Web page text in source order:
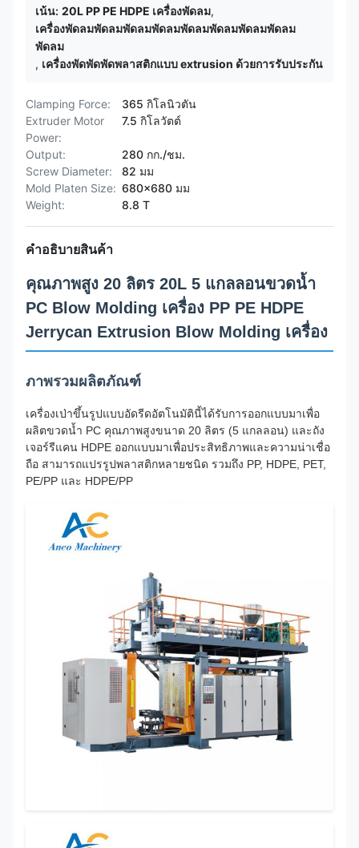
เน้น: 20L PP PE HDPE เครื่องพัดลม,
เครื่องพัดลมพัดลมพัดลมพัดลมพัดลมพัดลมพัดลมพัดลม
พัดลม
, เครื่องพัดพัดพัดพลาสติกแบบ extrusion ด้วยการรับประกัน
Clamping Force:
365 กิโลนิวตัน
Extruder Motor
Power:
7.5 กิโลวัตต์
Output:
280 กก./ชม.
Screw Diameter:
82 มม
Mold Platen Size: 680x680 มม
Weight:
8.8 T
คำอธิบายสินค้า
คุณภาพสูง 20 ลิตร 20L 5 แกลลอนขวดน้ำ
PC Blow Molding เครื่อง PP PE HDPE
Jerrycan Extrusion Blow Molding เครื่อง
ภาพรวมผลิตภัณฑ์
เครื่องเป่าขึ้นรูปแบบอัดรีดอัตโนมัตินี้ได้รับการออกแบบมาเพื่อ
ผลิตขวดน้ำ PC คุณภาพสูงขนาด 20 ลิตร (5 แกลลอน) และถัง
เจอร์รีแคน HDPE ออกแบบมาเพื่อประสิทธิภาพและความน่าเชื่อ
ถือ สามารถแปรรูปพลาสติกหลายชนิด รวมถึง PP, HDPE, PET,
PE/PP และ HDPE/PP